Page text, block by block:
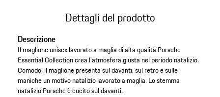
Dettagli del prodotto
Descrizione
Il maglione unisex lavorato a maglia di alta qualità Porsche
Essential Collection crea l'atmosfera giusta nel periodo natalizio.
Comodo, il maglione presenta sul davanti, sul retro e sulle
maniche un motivo natalizio lavorato a maglia. Lo stemma
natalizio Porsche è cucito sul davanti.